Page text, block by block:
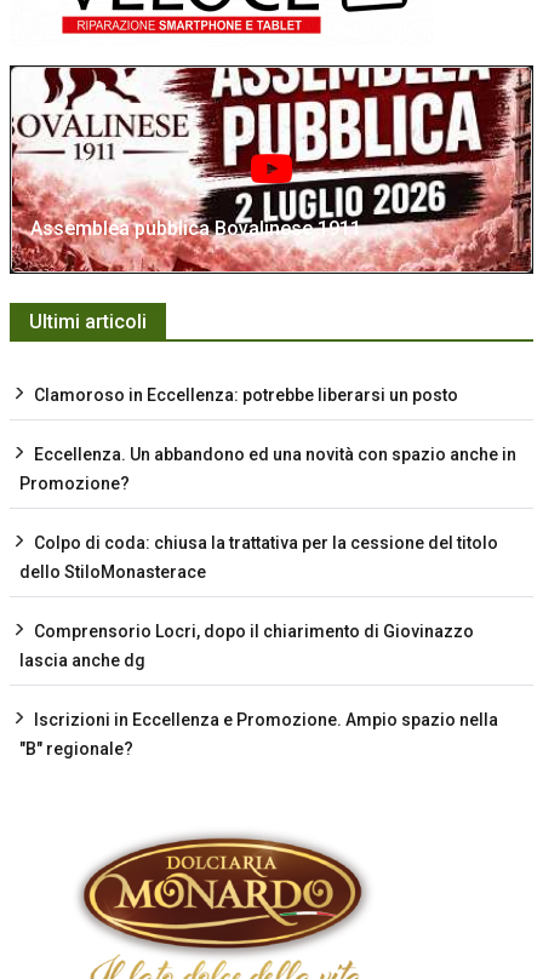
Assemblea pubblica Bovalinese 1911
Ultimi articoli
Clamoroso in Eccellenza: potrebbe liberarsi un posto
Eccellenza. Un abbandono ed una novità con spazio anche in
Promozione?
Colpo di coda: chiusa la trattativa per la cessione del titolo
dello StiloMonasterace
Comprensorio Locri, dopo il chiarimento di Giovinazzo
lascia anche dg
Iscrizioni in Eccellenza e Promozione. Ampio spazio nella
"B" regionale?